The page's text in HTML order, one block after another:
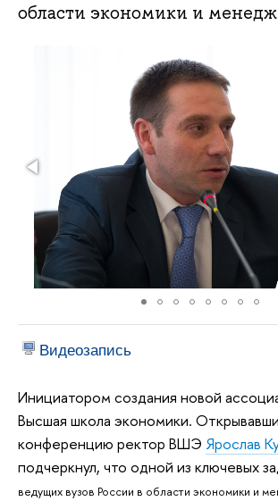
области экономики и
Видеозапись
Инициатором создания новой
Высшая школа экономики.
конференцию ректор ВШЭ Ярослав
подчеркнул, что одной из ключевых
ведущих вузов России в области экономики и